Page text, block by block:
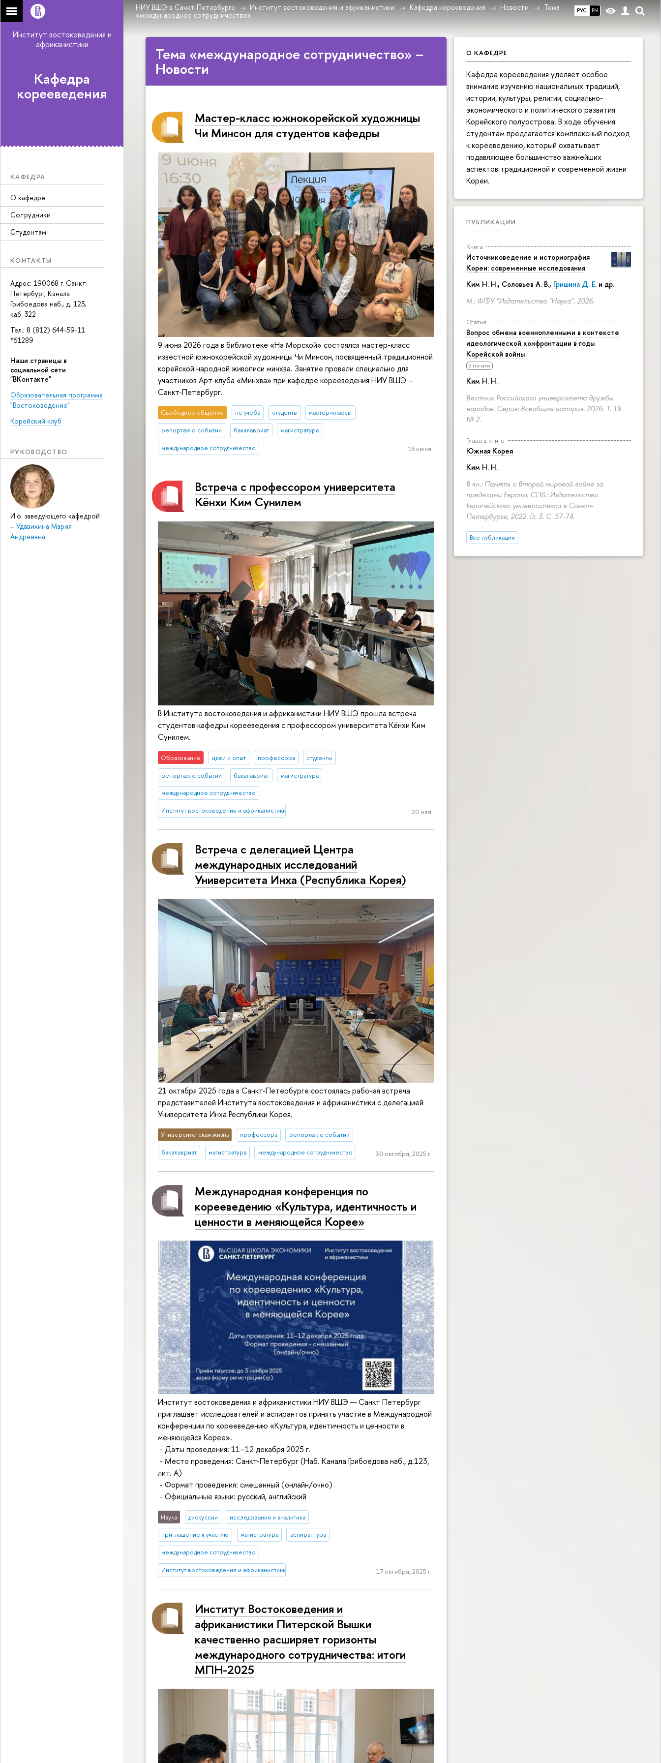
РУС EN
НИУ ВШЭ в Санкт-Петербурге Институт востоковедения и африканистики Кафедра корееведения Новости
Тема
«международное сотрудничество»
Институт востоковедения и
африканистики
Кафедра
корееведения
КАФЕДРА
О кафедре
Сотрудники
Студентам
КОНТАКТЫ
Адрес: 190068 г. Санкт-
Петербург, Канала
Грибоедова наб., д. 123,
каб. 322
Тел.: 8 (812) 644-59-11
*61289
Наши страницы в
социальной сети
"ВКонтакте"
Образовательная программа
"Востоковедение"
Корейский клуб
РУКОВОДСТВО:
И.о. заведующего кафедрой
– Удавихина Мария
Андреевна
О КАФЕДРЕ
Кафедра корееведения уделяет особое
внимание изучению национальных традиций,
истории, культуры, религии, социально-
экономического и политического развития
Корейского полуострова. В ходе обучения
студентам предлагается комплексный подход
к корееведению, который охватывает
подавляющее большинство важнейших
аспектов традиционной и современной жизни
Кореи.
ПУБЛИКАЦИИ
Книга
Источниковедение и историография
Кореи: современные исследования
Ким Н. Н., Соловьев А. В., Гришина Д. Е. и др.
М.: ФГБУ "Издательство "Наука", 2026.
Статья
Вопрос обмена военнопленными в контексте
идеологической конфронтации в годы
Корейской войны
В печати
Ким Н. Н.
Вестник Российского университета дружбы
народов. Серия: Всеобщая история. 2026. Т. 18.
№ 2.
Глава в книге
Южная Корея
Ким Н. Н.
В кн.: Память о Второй мировой войне за
пределами Европы. СПб.: Издательство
Европейского университета в Санкт-
Петербурге, 2022. Гл. 3. С. 57-74.
Все публикации
Тема «международное сотрудничество» –
Новости
Мастер-класс южнокорейской художницы
Чи Минсон для студентов кафедры
9 июня 2026 года в библиотеке «На Морской» состоялся мастер-класс
известной южнокорейской художницы Чи Минсон, посвящённый традиционной
корейской народной живописи минхва. Занятие провели специально для
участников Арт-клуба «Минхва» при кафедре корееведения НИУ ВШЭ –
Санкт-Петербург.
Свободное общение не учеба студенты мастер-классы
репортаж о событии бакалавриат магистратура
международное сотрудничество 16 июня
Встреча с профессором университета
Кёнхи Ким Сунилем
В Институте востоковедения и африканистики НИУ ВШЭ прошла встреча
студентов кафедры корееведения с профессором университета Кёнхи Ким
Сунилем.
Образование идеи и опыт профессора студенты
репортаж о событии бакалавриат магистратура
международное сотрудничество
Институт востоковедения и африканистики 20 мая
Встреча с делегацией Центра
международных исследований
Университета Инха (Республика Корея)
21 октября 2025 года в Санкт-Петербурге состоялась рабочая встреча
представителей Института востоковедения и африканистики с делегацией
Университета Инха Республики Корея.
Университетская жизнь профессора репортаж о событии
бакалавриат магистратура международное сотрудничество 30 октября, 2025 г.
Международная конференция по
корееведению «Культура, идентичность и
ценности в меняющейся Корее»
Институт востоковедения и африканистики НИУ ВШЭ — Санкт Петербург
приглашает исследователей и аспирантов принять участие в Международной
конференции по корееведению «Культура, идентичность и ценности в
меняющейся Корее».
- Даты проведения: 11–12 декабря 2025 г.
- Место проведения: Санкт-Петербург (Наб. Канала Грибоедова наб., д.123,
лит. А)
- Формат проведения: смешанный (онлайн/очно)
- Официальные языки: русский, английский
Наука дискуссии исследования и аналитика
приглашение к участию магистратура аспирантура
международное сотрудничество
Институт востоковедения и африканистики 17 октября, 2025 г.
Институт Востоковедения и
африканистики Питерской Вышки
качественно расширяет горизонты
международного сотрудничества: итоги
МПН-2025